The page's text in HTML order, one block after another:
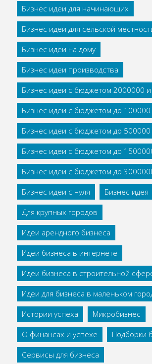
Бизнес идеи для начинающих
Бизнес идеи для сельской
Бизнес идеи на дому
Бизнес идеи производства
Бизнес идеи с бюджетом 2000000
Бизнес идеи с бюджетом до 100000
Бизнес идеи с бюджетом до 500000
Бизнес идеи с бюджетом до
Бизнес идеи с бюджетом до
Бизнес идеи с нуля
Бизнес идея
Для крупных городов
Идеи арендного бизнеса
Идеи бизнеса в интернете
Идеи бизнеса в строительной
Идеи для бизнеса в маленьком
Истории успеха
Микробизнес
О финансах и успехе
Подборки
Сервисы для бизнеса